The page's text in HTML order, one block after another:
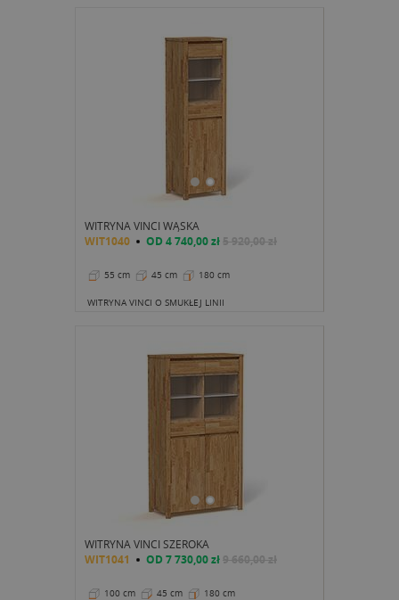
WITRYNA VINCI WĄSKA
WIT1040 OD 4 740,00 zł5 920,00 zł
55 cm 45 cm 180 cm
WITRYNA VINCI O SMUKŁEJ LINII
WITRYNA VINCI SZEROKA
WIT1041 OD 7 730,00 zł9 660,00 zł
100 cm 45 cm 180 cm